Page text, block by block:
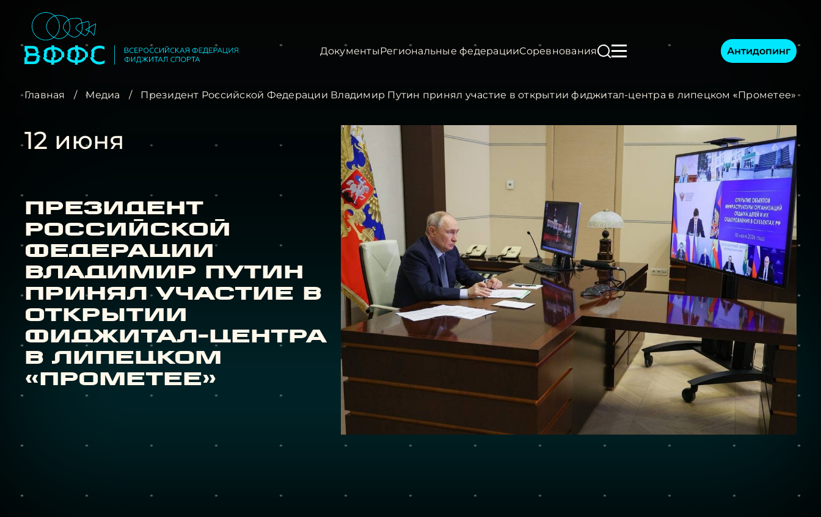
ДокументыРегиональные федерацииСоревнования Антидопинг
Главная / Медиа / Президент Российской Федерации Владимир Путин принял участие в открытии фиджитал-центра в липецком «Прометее»
12 июня
Президент
Российской
Федерации
Владимир Путин
принял участие в
открытии
фиджитал-центра
в липецком
«Прометее»